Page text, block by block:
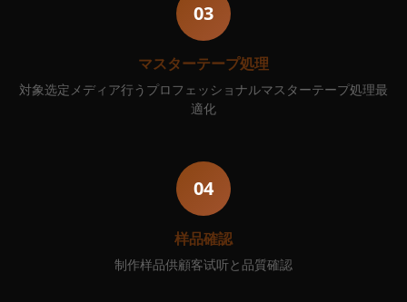
03
マスターテープ処理
対象选定メディア行うプロフェッショナルマスターテープ処理最
適化
04
样品確認
制作样品供顧客试听と品質確認